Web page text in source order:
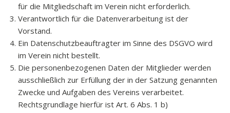
für die Mitgliedschaft im Verein nicht erforderlich.
Verantwortlich für die Datenverarbeitung ist der
Vorstand.
Ein Datenschutzbeauftragter im Sinne des DSGVO wird
im Verein nicht bestellt.
Die personenbezogenen Daten der Mitglieder werden
ausschließlich zur Erfüllung der in der Satzung genannten
Zwecke und Aufgaben des Vereins verarbeitet.
Rechtsgrundlage hierfür ist Art. 6 Abs. 1 b)